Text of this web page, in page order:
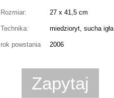
Rozmiar: 27 x 41,5 cm
Technika: miedzioryt, sucha igła
rok powstania 2006
Zapytaj